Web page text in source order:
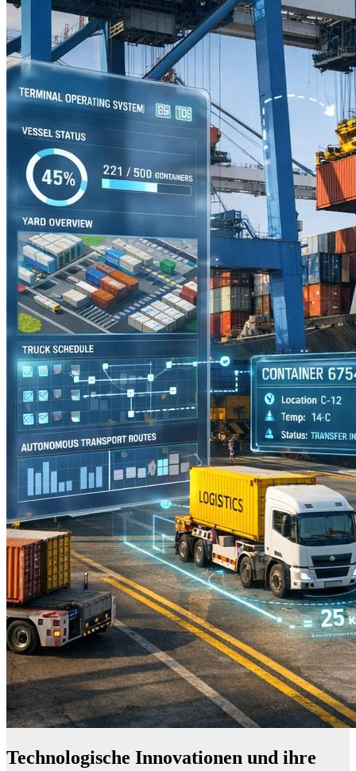
Technologische Innovationen und ihre